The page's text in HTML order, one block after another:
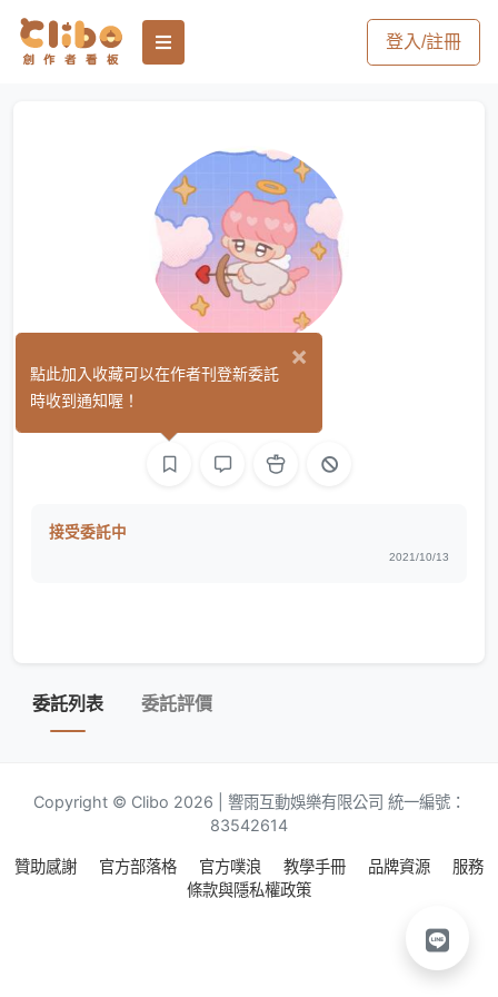
登入/註冊
Dechi
接受委託中
2021/10/13
委託列表 委託評價
Copyright © Clibo 2026 | 響雨互動娛樂有限公司 統一編號：
83542614
贊助感謝 官方部落格 官方噗浪 教學手冊 品牌資源
服務
條款與隱私權政策
×
點此加入收藏可以在作者刊登新委託
時收到通知喔！